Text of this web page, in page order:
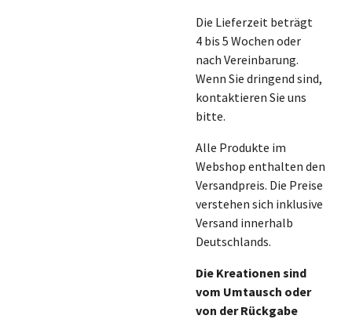
Die Lieferzeit beträgt
4 bis 5 Wochen oder
nach Vereinbarung.
Wenn Sie dringend sind,
kontaktieren Sie uns
bitte.
Alle Produkte im
Webshop enthalten den
Versandpreis. Die Preise
verstehen sich inklusive
Versand innerhalb
Deutschlands.
Die Kreationen sind
vom Umtausch oder
von der Rückgabe